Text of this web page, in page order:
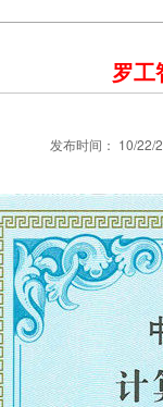
罗工
发布时间： 10/